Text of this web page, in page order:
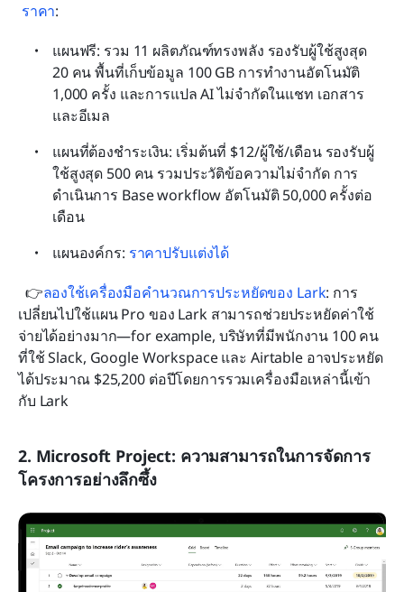
ราคา:
แผนฟรี: รวม 11 ผลิตภัณฑ์ทรงพลัง รองรับผู้ใช้สูงสุด
20 คน พื้นที่เก็บข้อมูล 100 GB การทำงานอัตโนมัติ
1,000 ครั้ง และการแปล AI ไม่จำกัดในแชท เอกสาร
และอีเมล
แผนที่ต้องชำระเงิน: เริ่มต้นที่ $12/ผู้ใช้/เดือน รองรับผู้
ใช้สูงสุด 500 คน รวมประวัติข้อความไม่จำกัด การ
ดำเนินการ Base workflow อัตโนมัติ 50,000 ครั้งต่อ
เดือน
แผนองค์กร: ราคาปรับแต่งได้
  👉
ลองใช้เครื่องมือคำนวณการประหยัดของ Lark: การ
เปลี่ยนไปใช้แผน Pro ของ Lark สามารถช่วยประหยัดค่าใช้
จ่ายได้อย่างมาก—for example, บริษัทที่มีพนักงาน 100 คน
ที่ใช้ Slack, Google Workspace และ Airtable อาจประหยัด
ได้ประมาณ $25,200 ต่อปีโดยการรวมเครื่องมือเหล่านี้เข้า
กับ Lark
2. Microsoft Project: ความสามารถในการจัดการ
โครงการอย่างลึกซึ้ง